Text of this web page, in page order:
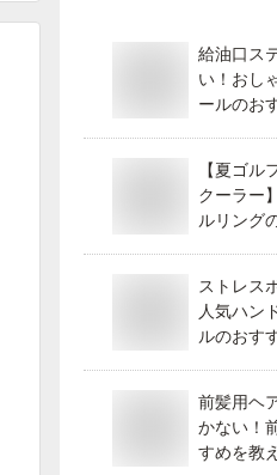
給油口ス
い！おし
ールのお
【夏ゴル
クーラー
ルリング
ストレス
人気ハン
ルのおす
前髪用ヘ
かない！
すめを教